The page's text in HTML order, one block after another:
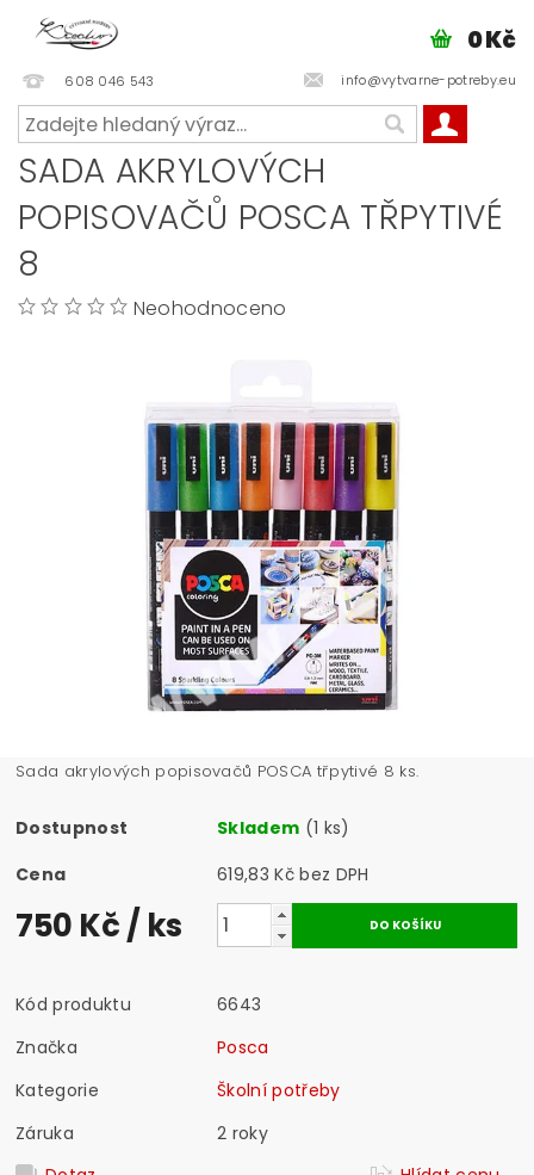
608 046 543 info@vytvarne-potreby.eu
0 Kč
SADA AKRYLOVÝCH
POPISOVAČŮ POSCA TŘPYTIVÉ
8
Neohodnoceno
Sada akrylových popisovačů POSCA třpytivé 8 ks.
Dostupnost Skladem (1 ks)
Cena
619,83 Kč bez DPH
750 Kč/ ks
Kód produktu
6643
Značka
Posca
Kategorie
Školní potřeby
Záruka
2 roky